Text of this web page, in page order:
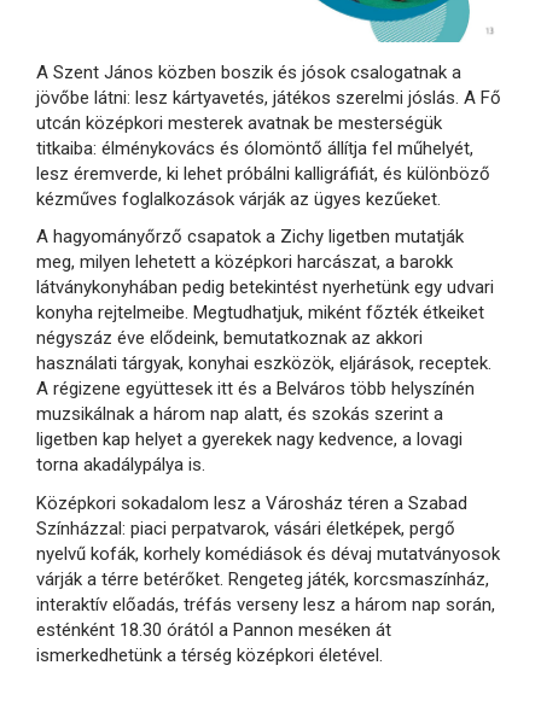
A Szent János közben boszik és jósok csalogatnak a
jövőbe látni: lesz kártyavetés, játékos szerelmi jóslás. A Fő
utcán középkori mesterek avatnak be mesterségük
titkaiba: élménykovács és ólomöntő állítja fel műhelyét,
lesz éremverde, ki lehet próbálni kalligráfiát, és különböző
kézműves foglalkozások várják az ügyes kezűeket.
A hagyományőrző csapatok a Zichy ligetben mutatják
meg, milyen lehetett a középkori harcászat, a barokk
látványkonyhában pedig betekintést nyerhetünk egy udvari
konyha rejtelmeibe. Megtudhatjuk, miként főzték étkeiket
négyszáz éve elődeink, bemutatkoznak az akkori
használati tárgyak, konyhai eszközök, eljárások, receptek.
A régizene együttesek itt és a Belváros több helyszínén
muzsikálnak a három nap alatt, és szokás szerint a
ligetben kap helyet a gyerekek nagy kedvence, a lovagi
torna akadálypálya is.
Középkori sokadalom lesz a Városház téren a Szabad
Színházzal: piaci perpatvarok, vásári életképek, pergő
nyelvű kofák, korhely komédiások és dévaj mutatványosok
várják a térre betérőket. Rengeteg játék, korcsmaszínház,
interaktív előadás, tréfás verseny lesz a három nap során,
esténként 18.30 órától a Pannon meséken át
ismerkedhetünk a térség középkori életével.